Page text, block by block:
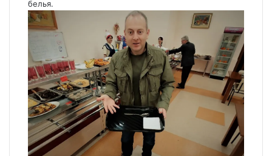
белья.